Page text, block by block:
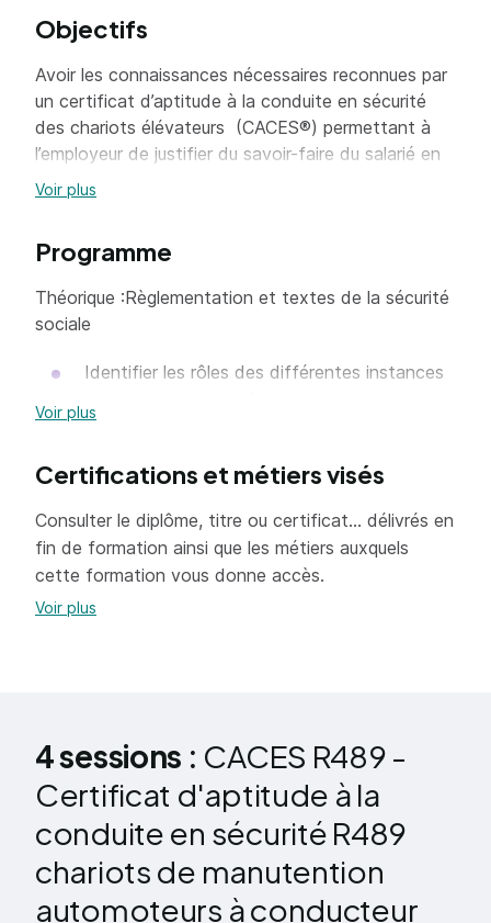
Objectifs
Avoir les connaissances nécessaires reconnues par
un certificat d’aptitude à la conduite en sécurité
des chariots élévateurs (CACES®) permettant à
l’employeur de justifier du savoir-faire du salarié en
vue d’établir et délivrer l’autorisation de conduite
Voir plus
Programme
Théorique :Règlementation et textes de la sécurité
sociale
Identifier les rôles des différentes instances
conduire et utiliser un chariot élévateur et
Classification et technologie
Identifier les principales catégories de
Connaitre le fonctionnement des organes de
service et dispositifs de sécurité.
Sécurité
Interpréter la signification des différents
pictogrammes et panneaux de signalisation.
Voir plus
Certifications et métiers visés
Consulter le diplôme, titre ou certificat... délivrés en
fin de formation ainsi que les métiers auxquels
cette formation vous donne accès.
Voir plus
4 sessions : CACES R489 -
Certificat d'aptitude à la
conduite en sécurité R489
chariots de manutention
automoteurs à conducteur